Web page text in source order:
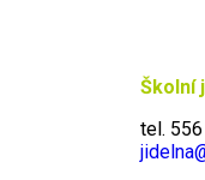
Školní
tel.